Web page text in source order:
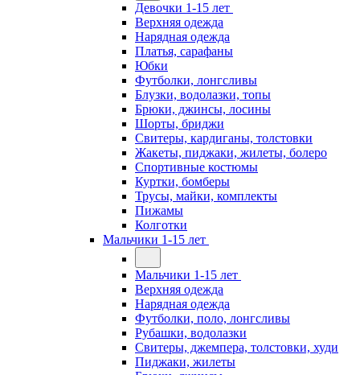
Девочки 1-15 лет
Верхняя одежда
Нарядная одежда
Платья, сарафаны
Юбки
Футболки, лонгсливы
Блузки, водолазки, топы
Брюки, джинсы, лосины
Шорты, бриджи
Свитеры, кардиганы, толстовки
Жакеты, пиджаки, жилеты, болеро
Спортивные костюмы
Куртки, бомберы
Трусы, майки, комплекты
Пижамы
Колготки
Мальчики 1-15 лет
Мальчики 1-15 лет
Верхняя одежда
Нарядная одежда
Футболки, поло, лонгсливы
Рубашки, водолазки
Свитеры, джемпера, толстовки, худи
Пиджаки, жилеты